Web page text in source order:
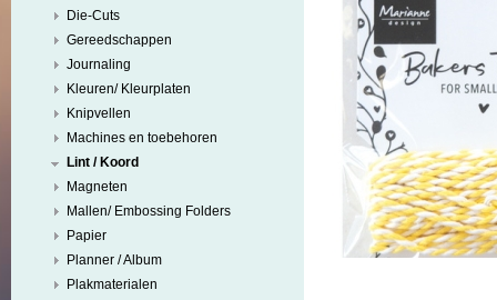
Die-Cuts
Gereedschappen
Journaling
Kleuren/ Kleurplaten
Knipvellen
Machines en toebehoren
Lint / Koord
Magneten
Mallen/ Embossing Folders
Papier
Planner / Album
Plakmaterialen